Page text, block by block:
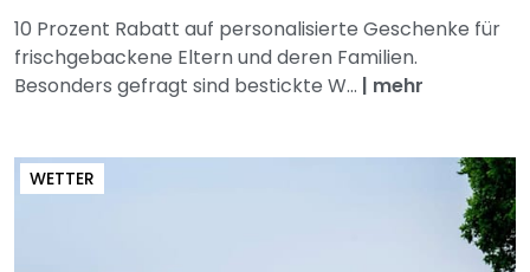
10 Prozent Rabatt auf personalisierte Geschenke für
frischgebackene Eltern und deren Familien.
Besonders gefragt sind bestickte W... | mehr
WETTER